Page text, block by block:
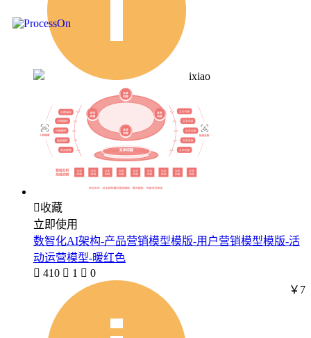
ixiao
收藏
立即使用
数智化AI架构-产品营销模型模版-用户营销模型模版-活
动运营模型-暖红色
 410  1  0
￥7